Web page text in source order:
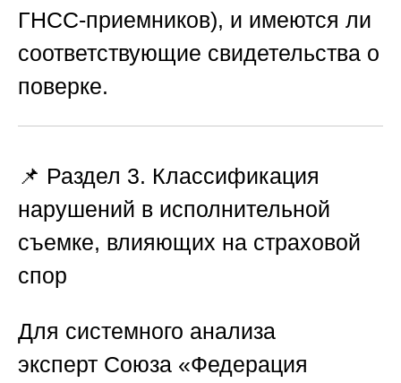
ГНСС-приемников), и имеются ли
соответствующие свидетельства о
поверке.
📌 Раздел 3. Классификация
нарушений в исполнительной
съемке, влияющих на страховой
спор
Для системного анализа
эксперт Союза «Федерация